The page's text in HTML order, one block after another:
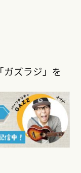
ガズラジ」を